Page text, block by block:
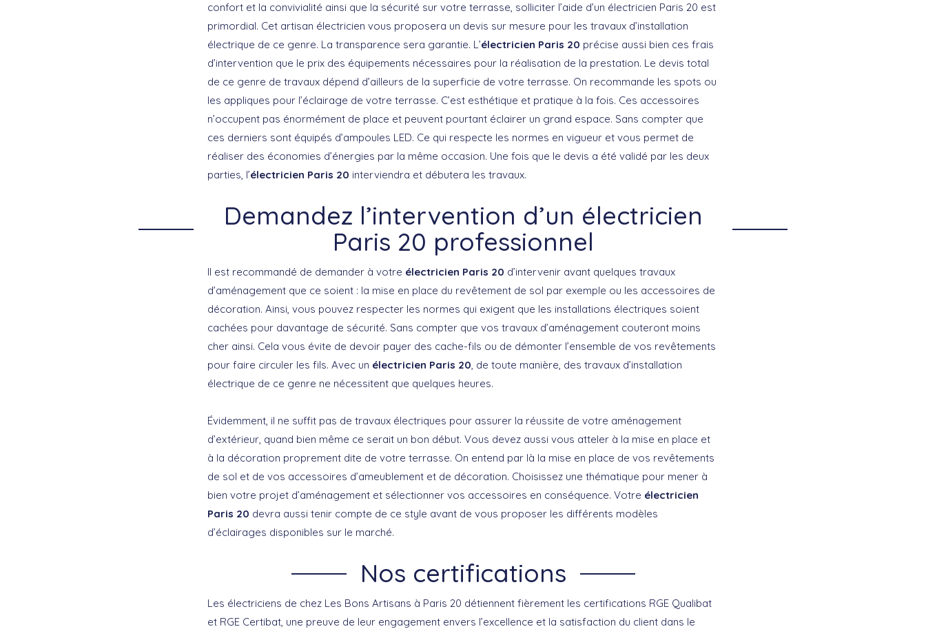
confort et la convivialité ainsi que la sécurité sur votre terrasse, solliciter l’aide d’un électricien Paris 20 est
primordial. Cet artisan électricien vous proposera un devis sur mesure pour les travaux d’installation
électrique de ce genre. La transparence sera garantie. L’électricien Paris 20 précise aussi bien ces frais
d’intervention que le prix des équipements nécessaires pour la réalisation de la prestation. Le devis total
de ce genre de travaux dépend d’ailleurs de la superficie de votre terrasse. On recommande les spots ou
les appliques pour l’éclairage de votre terrasse. C’est esthétique et pratique à la fois. Ces accessoires
n’occupent pas énormément de place et peuvent pourtant éclairer un grand espace. Sans compter que
ces derniers sont équipés d’ampoules LED. Ce qui respecte les normes en vigueur et vous permet de
réaliser des économies d’énergies par la même occasion. Une fois que le devis a été validé par les deux
parties, l’électricien Paris 20 interviendra et débutera les travaux.
Demandez l’intervention d’un électricien
Paris 20 professionnel
Il est recommandé de demander à votre électricien Paris 20 d’intervenir avant quelques travaux
d’aménagement que ce soient : la mise en place du revêtement de sol par exemple ou les accessoires de
décoration. Ainsi, vous pouvez respecter les normes qui exigent que les installations électriques soient
cachées pour davantage de sécurité. Sans compter que vos travaux d’aménagement couteront moins
cher ainsi. Cela vous évite de devoir payer des cache-fils ou de démonter l’ensemble de vos revêtements
pour faire circuler les fils. Avec un électricien Paris 20, de toute manière, des travaux d’installation
électrique de ce genre ne nécessitent que quelques heures.
Évidemment, il ne suffit pas de travaux électriques pour assurer la réussite de votre aménagement
d’extérieur, quand bien même ce serait un bon début. Vous devez aussi vous atteler à la mise en place et
à la décoration proprement dite de votre terrasse. On entend par là la mise en place de vos revêtements
de sol et de vos accessoires d’ameublement et de décoration. Choisissez une thématique pour mener à
bien votre projet d’aménagement et sélectionner vos accessoires en conséquence. Votre électricien
Paris 20 devra aussi tenir compte de ce style avant de vous proposer les différents modèles
d’éclairages disponibles sur le marché.
Nos certifications
Les électriciens de chez Les Bons Artisans à Paris 20 détiennent fièrement les certifications RGE Qualibat
et RGE Certibat, une preuve de leur engagement envers l’excellence et la satisfaction du client dans le